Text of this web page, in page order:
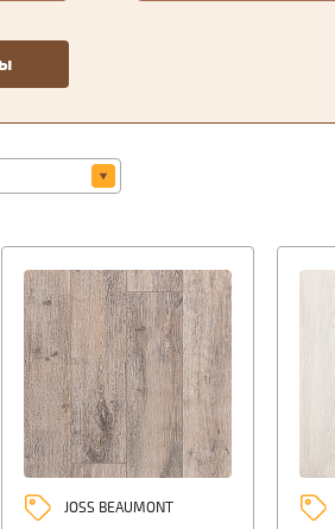
JOSS BEAUMONT